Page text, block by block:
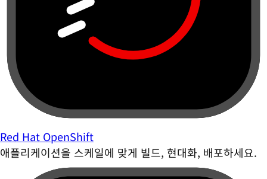
Red Hat OpenShift
애플리케이션을 스케일에 맞게 빌드, 현대화, 배포하세요.